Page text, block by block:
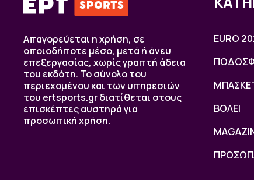
Απαγορεύεται η χρήση, σε
οποιοδήποτε μέσο, μετά ή άνευ
επεξεργασίας, χωρίς γραπτή άδεια
του εκδότη. Το σύνολο του
περιεχομένου και των υπηρεσιών
του ertsports.gr διατίθεται στους
επισκέπτες αυστηρά για
προσωπική χρήση.
EURO
ΒOΛΕΙ